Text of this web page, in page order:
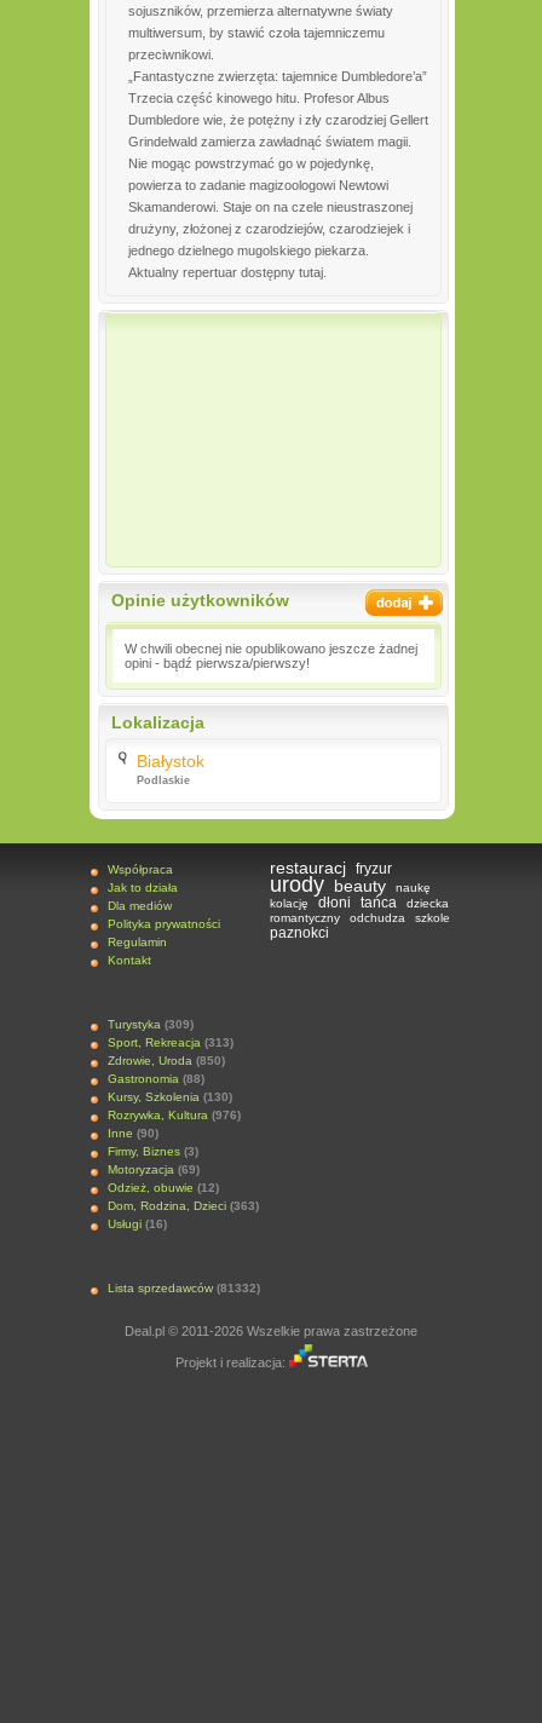
sojuszników, przemierza alternatywne światy
multiwersum, by stawić czoła tajemniczemu
przeciwnikowi.
„Fantastyczne zwierzęta: tajemnice Dumbledore’a”
Trzecia część kinowego hitu. Profesor Albus
Dumbledore wie, że potężny i zły czarodziej Gellert
Grindelwald zamierza zawładnąć światem magii.
Nie mogąc powstrzymać go w pojedynkę,
powierza to zadanie magizoologowi Newtowi
Skamanderowi. Staje on na czele nieustraszonej
drużyny, złożonej z czarodziejów, czarodziejek i
jednego dzielnego mugolskiego piekarza.
Aktualny repertuar dostępny tutaj.
Opinie użytkowników
W chwili obecnej nie opublikowano jeszcze żadnej
opini - bądź pierwsza/pierwszy!
Lokalizacja
Białystok
Podlaskie
Współpraca
Jak to działa
Dla mediów
Polityka prywatności
Regulamin
Kontakt
Turystyka (309)
Sport, Rekreacja (313)
Zdrowie, Uroda (850)
Gastronomia (88)
Kursy, Szkolenia (130)
Rozrywka, Kultura (976)
Inne (90)
Firmy, Biznes (3)
Motoryzacja (69)
Odzież, obuwie (12)
Dom, Rodzina, Dzieci (363)
Usługi (16)
Lista sprzedawców (81332)
restauracj fryzur
urody beauty
naukę
kolację
dłoni tańca
dziecka
romantyczny
odchudza szkole
paznokci
Deal.pl © 2011-2026 Wszelkie prawa zastrzeżone
Projekt i realizacja: